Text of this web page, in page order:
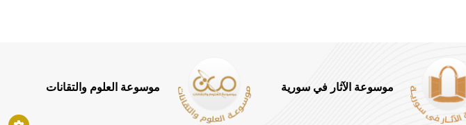
موسوعة الآثار في سورية موسوعة العلوم والتقانات